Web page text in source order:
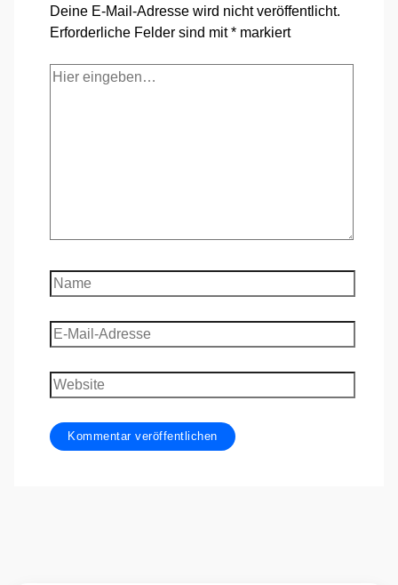
Deine E-Mail-Adresse wird nicht veröffentlicht.
Erforderliche Felder sind mit* markiert
Hier
Name
E-
Mail-
Adresse
Website